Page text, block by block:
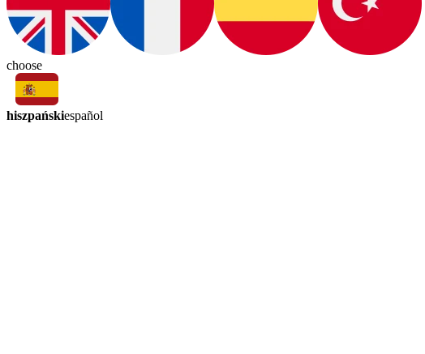
choose
hiszpańskiespañol